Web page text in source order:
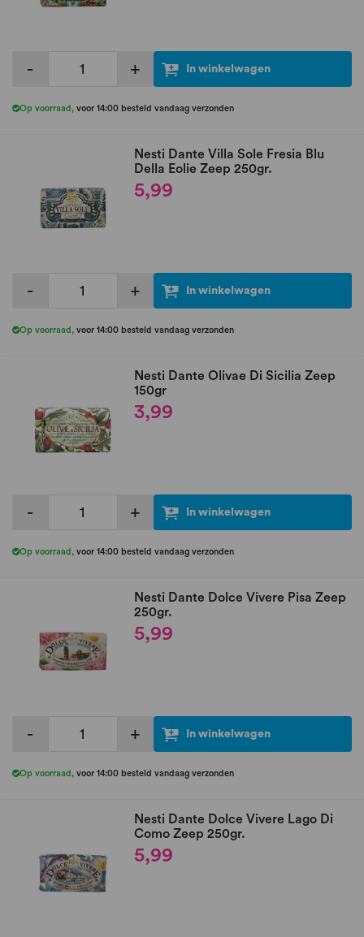
- + In winkelwagen
Op voorraad , voor 14:00 besteld vandaag verzonden
Nesti Dante Villa Sole Fresia Blu
Della Eolie Zeep 250gr.
5,99
- + In winkelwagen
Op voorraad , voor 14:00 besteld vandaag verzonden
Nesti Dante Olivae Di Sicilia Zeep
150gr
3,99
- + In winkelwagen
Op voorraad , voor 14:00 besteld vandaag verzonden
Nesti Dante Dolce Vivere Pisa Zeep
250gr.
5,99
- + In winkelwagen
Op voorraad , voor 14:00 besteld vandaag verzonden
Nesti Dante Dolce Vivere Lago Di
Como Zeep 250gr.
5,99